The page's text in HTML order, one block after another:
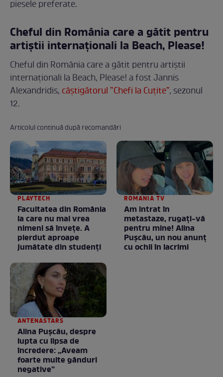
piesele preferate.
Cheful din România care a gătit pentru
artiștii internaționali la Beach, Please!
Cheful din România care a gătit pentru artiștii
internaționali la Beach, Please! a fost Jannis
Alexandridis, câștigătorul ”Chefi la Cuțite”, sezonul
12.
Articolul continuă după recomandări
PLAYTECH
Facultatea din România
la care nu mai vrea
nimeni să înveţe. A
pierdut aproape
jumătate din studenţi
ROMANIA TV
Am intrat în
metastaze, rugaţi-vă
pentru mine! Alina
Puşcău, un nou anunţ
cu ochii în lacrimi
ANTENASTARS
Alina Pușcău, despre
lupta cu lipsa de
încredere: „Aveam
foarte multe gânduri
negative”